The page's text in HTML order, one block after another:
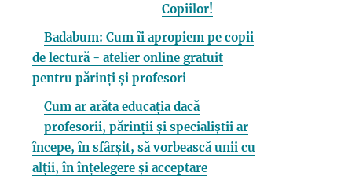
Copiilor!
Badabum: Cum îi apropiem pe copii
de lectură - atelier online gratuit
pentru părinți și profesori
Cum ar arăta educația dacă
profesorii, părinții și specialiștii ar
începe, în sfârșit, să vorbească unii cu
alții, în înțelegere și acceptare